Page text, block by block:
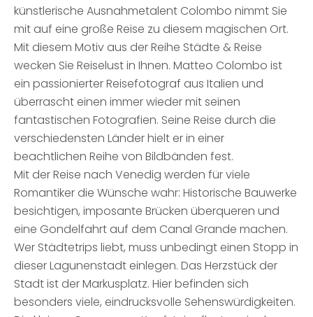
künstlerische Ausnahmetalent Colombo nimmt Sie
mit auf eine große Reise zu diesem magischen Ort.
Mit diesem Motiv aus der Reihe Städte & Reise
wecken Sie Reiselust in Ihnen. Matteo Colombo ist
ein passionierter Reisefotograf aus Italien und
überrascht einen immer wieder mit seinen
fantastischen Fotografien. Seine Reise durch die
verschiedensten Länder hielt er in einer
beachtlichen Reihe von Bildbänden fest.
Mit der Reise nach Venedig werden für viele
Romantiker die Wünsche wahr: Historische Bauwerke
besichtigen, imposante Brücken überqueren und
eine Gondelfahrt auf dem Canal Grande machen.
Wer Städtetrips liebt, muss unbedingt einen Stopp in
dieser Lagunenstadt einlegen. Das Herzstück der
Stadt ist der Markusplatz. Hier befinden sich
besonders viele, eindrucksvolle Sehenswürdigkeiten.